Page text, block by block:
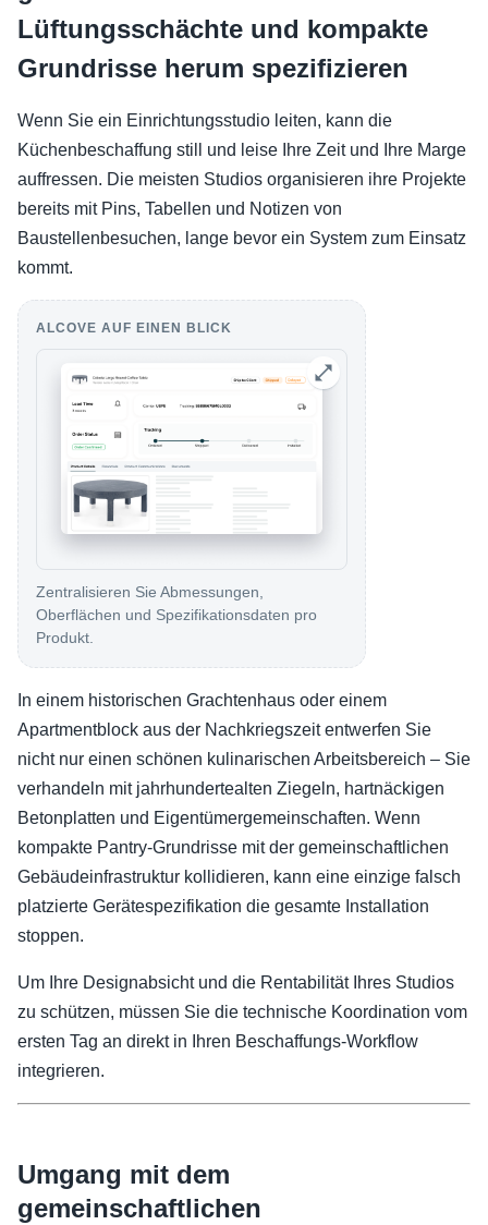
Lüftungsschächte und kompakte
Grundrisse herum spezifizieren
Wenn Sie ein Einrichtungsstudio leiten, kann die
Küchenbeschaffung still und leise Ihre Zeit und Ihre Marge
auffressen. Die meisten Studios organisieren ihre Projekte
bereits mit Pins, Tabellen und Notizen von
Baustellenbesuchen, lange bevor ein System zum Einsatz
kommt.
ALCOVE AUF EINEN BLICK
Zentralisieren Sie Abmessungen,
Oberflächen und Spezifikationsdaten pro
Produkt.
In einem historischen Grachtenhaus oder einem
Apartmentblock aus der Nachkriegszeit entwerfen Sie
nicht nur einen schönen kulinarischen Arbeitsbereich – Sie
verhandeln mit jahrhundertealten Ziegeln, hartnäckigen
Betonplatten und Eigentümergemeinschaften. Wenn
kompakte Pantry-Grundrisse mit der gemeinschaftlichen
Gebäudeinfrastruktur kollidieren, kann eine einzige falsch
platzierte Gerätespezifikation die gesamte Installation
stoppen.
Um Ihre Designabsicht und die Rentabilität Ihres Studios
zu schützen, müssen Sie die technische Koordination vom
ersten Tag an direkt in Ihren Beschaffungs-Workflow
integrieren.
Umgang mit dem
gemeinschaftlichen